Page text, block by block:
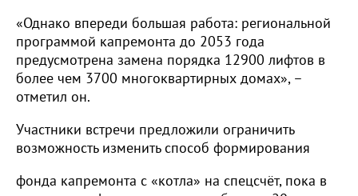
«Однако впереди большая работа: региональной
программой капремонта до 2053 года
предусмотрена замена порядка 12900 лифтов в
более чем 3700 многоквартирных домах», –
отметил он.
Участники встречи предложили ограничить
возможность изменить способ формирования
фонда капремонта с «котла» на спецсчёт, пока в